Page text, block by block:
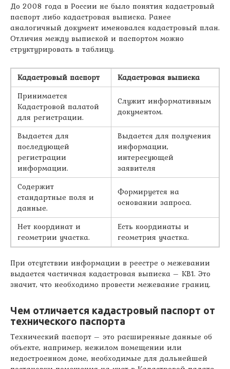
До 2008 года в России не было понятия кадастровый
паспорт либо кадастровая выписка. Ранее
аналогичный документ именовался кадастровый план.
Отличия между выпиской и паспортом можно
структурировать в таблицу.
Кадастровый паспорт
Кадастровая выписка
Принимается
Кадастровой палатой
для регистрации.
Служит информативным
документом.
Выдается для
последующей
регистрации
информации.
Выдается для получения
информации,
интересующей
заявителя
Содержит
стандартные поля и
данные.
Формируется на
основании запроса.
Нет координат и
геометрии участка.
Есть координаты и
геометрия участка.
При отсутствии информации в реестре о межевании
выдается частичная кадастровая выписка – КВ1. Это
значит, что необходимо провести межевание границ.
Чем отличается кадастровый паспорт от
технического паспорта
Технический паспорт – это расширенные данные об
объекте, например, нежилом помещении или
недостроенном доме, необходимые для дальнейшей